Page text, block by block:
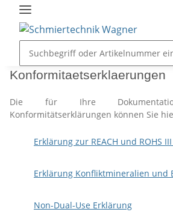
Konformitaetserklaerungen
Die für Ihre
Konformitätserklärungen können Sie
Erklärung zur REACH und ROHS
Erklärung Konfliktmineralien und
Non-Dual-Use Erklärung